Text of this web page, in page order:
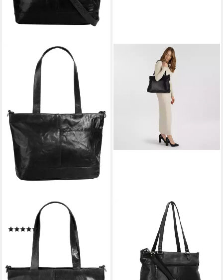
SPIKES & SPARROW
Shopper, echt Leder
(1)
139,95 € UVP 159,99 €
lieferbar - in 6-8 Werktagen bei dir
Shopper Colombiana, Leder
UVP 149,95 €
lieferbar - in 2-3 Werktagen bei dir